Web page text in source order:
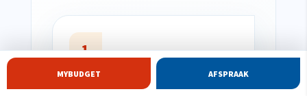
1
Je deelt je project
MYBUDGET AFSPRAAK